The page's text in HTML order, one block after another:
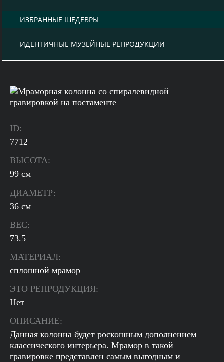
ИЗБРАННЫЕ ШЕДЕВРЫ
ИДЕНТИЧНЫЕ МУЗЕЙНЫЕ РЕПРОДУКЦИИ
ID:
7712
ВЫСОТА:
99 см
ДИАМЕТР:
36 см
ВЕС:
73.5
МАТЕРИАЛ:
сплошной мрамор
ЭТО РЕПРОДУКЦИЯ:
Нет
ОПИСАНИЕ:
Данная колонна будет роскошным дополнением
классического интерьера. Мрамор в такой
гравировке представлен самым выгодным и